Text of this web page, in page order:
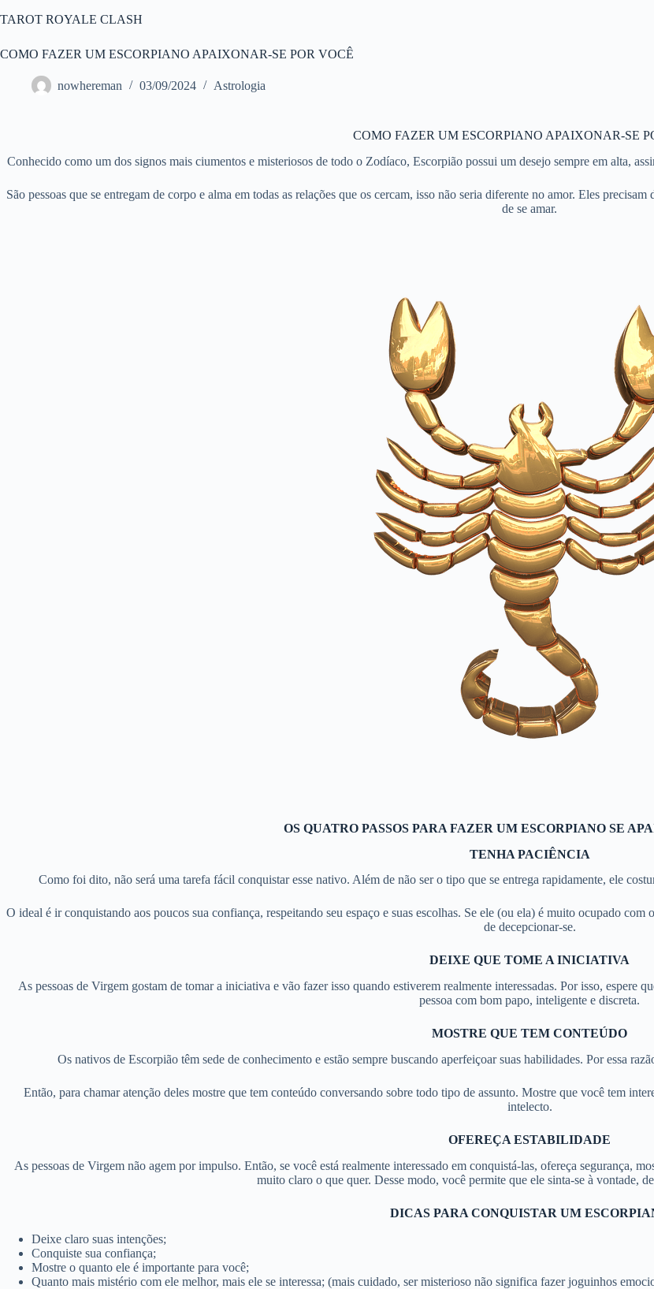
para
conteúdo
TAROT ROYALE CLASH
COMO FAZER UM ESCORPIANO APAIXONAR-SE POR VOCÊ
nowhereman 03/09/2024 Astrologia
COMO FAZER UM ESCORPIANO APAIXONAR-SE
Conhecido como um dos signos mais ciumentos e misteriosos de todo o Zodíaco, Escorpião possui um desejo sempre em alta,
São pessoas que se entregam de corpo e alma em todas as relações que os cercam, isso não seria diferente no amor. Eles
de se amar.
OS QUATRO PASSOS PARA FAZER UM ESCORPIANO SE
TENHA PACIÊNCIA
Como foi dito, não será uma tarefa fácil conquistar esse nativo. Além de não ser o tipo que se entrega rapidamente, ele
O ideal é ir conquistando aos poucos sua confiança, respeitando seu espaço e suas escolhas. Se ele (ou ela) é muito ocupado
de decepcionar-se.
DEIXE QUE TOME A INICIATIVA
As pessoas de Virgem gostam de tomar a iniciativa e vão fazer isso quando estiverem realmente interessadas. Por isso, espere
pessoa com bom papo, inteligente e discreta.
MOSTRE QUE TEM CONTEÚDO
Os nativos de Escorpião têm sede de conhecimento e estão sempre buscando aperfeiçoar suas habilidades. Por essa
Então, para chamar atenção deles mostre que tem conteúdo conversando sobre todo tipo de assunto. Mostre que você tem
intelecto.
OFEREÇA ESTABILIDADE
As pessoas de Virgem não agem por impulso. Então, se você está realmente interessado em conquistá-las, ofereça segurança,
muito claro o que quer. Desse modo, você permite que ele sinta-se à vontade,
DICAS PARA CONQUISTAR UM
Deixe claro suas intenções;
Conquiste sua confiança;
Mostre o quanto ele é importante para você;
Quanto mais mistério com ele melhor, mais ele se interessa; (mais cuidado, ser misterioso não significa fazer joguinhos